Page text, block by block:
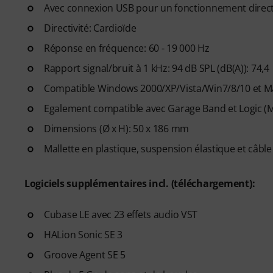
Apprenez les techniques de
voix en partant des bases.
perfectionner votre
devenir un chanteur plus
Une fois votre commande
d'activation par e-mail.
d'accès.
Avec connexion USB pour un fonctionnement
Directivité: Cardioïde
Réponse en fréquence: 60 - 19 000 Hz
Rapport signal/bruit à 1 kHz: 94 dB SPL (dB(A)): 74,4
Compatible Windows 2000/XP/Vista/Win7/8/10 et
Egalement compatible avec Garage Band et Logic
Dimensions (Ø x H): 50 x 186 mm
Mallette en plastique, suspension élastique et câble
Logiciels supplémentaires incl. (téléchargement):
Cubase LE avec 23 effets audio VST
HALion Sonic SE 3
Groove Agent SE 5